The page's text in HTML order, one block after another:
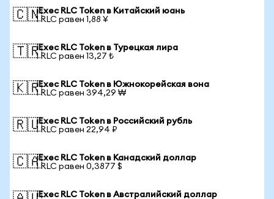
🇨🇳iExec RLC Token в Китайский юань
1 RLC равен 1,88 ¥
🇹🇷iExec RLC Token в Турецкая лира
1 RLC равен 13,27 ₺
🇰🇷iExec RLC Token в Южнокорейская вона
1 RLC равен 394,29 ₩
🇷🇺iExec RLC Token в Российский рубль
1 RLC равен 22,94 ₽
🇨🇦iExec RLC Token в Канадский доллар
1 RLC равен 0,3877 $
iExec RLC Token в Австралийский доллар